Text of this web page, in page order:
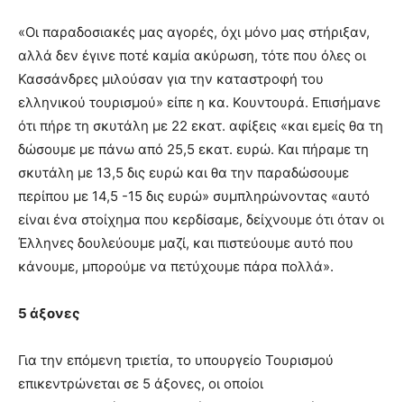
«Οι παραδοσιακές μας αγορές, όχι μόνο μας στήριξαν,
αλλά δεν έγινε ποτέ καμία ακύρωση, τότε που όλες οι
Κασσάνδρες μιλούσαν για την καταστροφή του
ελληνικού τουρισμού» είπε η κα. Κουντουρά. Επισήμανε
ότι πήρε τη σκυτάλη με 22 εκατ. αφίξεις «και εμείς θα τη
δώσουμε με πάνω από 25,5 εκατ. ευρώ. Και πήραμε τη
σκυτάλη με 13,5 δις ευρώ και θα την παραδώσουμε
περίπου με 14,5 -15 δις ευρώ» συμπληρώνοντας «αυτό
είναι ένα στοίχημα που κερδίσαμε, δείχνουμε ότι όταν οι
Έλληνες δουλεύουμε μαζί, και πιστεύουμε αυτό που
κάνουμε, μπορούμε να πετύχουμε πάρα πολλά».
5 άξονες
Για την επόμενη τριετία, το υπουργείο Τουρισμού
επικεντρώνεται σε 5 άξονες, οι οποίοι